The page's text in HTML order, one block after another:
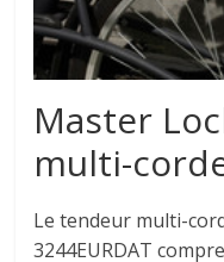
Master
multi-
Le tendeur multi-
3244EURDAT